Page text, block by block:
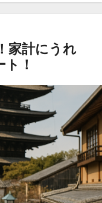
家計にうれ
！